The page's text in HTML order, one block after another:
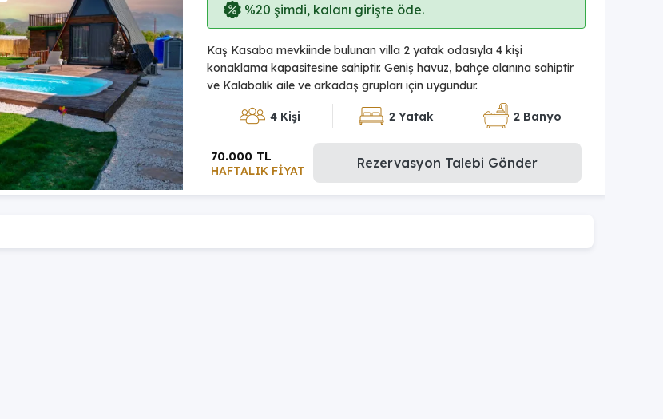
%20 şimdi, kalanı girişte öde.
Kaş Kasaba mevkiinde bulunan villa 2 yatak odasıyla 4 kişi
konaklama kapasitesine sahiptir. Geniş havuz, bahçe alanına sahiptir
ve Kalabalık aile ve arkadaş grupları için uygundur.
4 Kişi 2 Yatak 2 Banyo
HAFTALIK FİYAT
70.000 TL Rezervasyon Talebi Gönder